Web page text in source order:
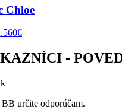
Chloe
€
-
BB určite odporúčam.